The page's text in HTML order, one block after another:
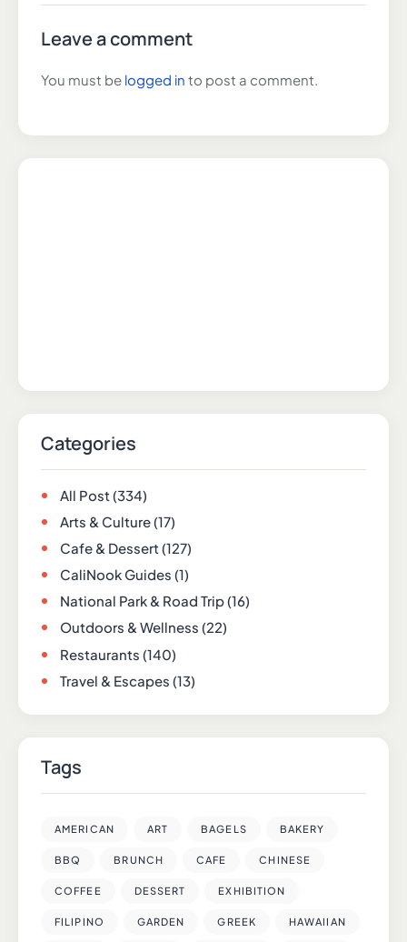
Leave a comment
You must be logged in to post a comment.
Categories
All Post(334)
Arts & Culture(17)
Cafe & Dessert(127)
CaliNook Guides (1)
National Park & Road Trip(16)
Outdoors & Wellness (22)
Restaurants (140)
Travel & Escapes (13)
Tags
AMERICAN ART BAGELS BAKERY
BBQ BRUNCH CAFE CHINESE
COFFEE DESSERT EXHIBITION
FILIPINO GARDEN GREEK HAWAIIAN